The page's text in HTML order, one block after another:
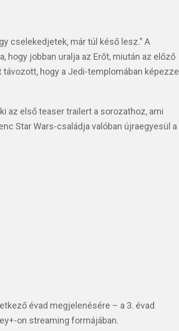
cselekedjetek, már túl késő lesz.” A
hogy jobban uralja az Erőt, miután az előző
távozott, hogy a Jedi-templomában képezze
az első teaser trailert a sorozathoz, ami
Star Wars-családja valóban újraegyesül a
évad megjelenésére – a 3. évad
on streaming formájában.